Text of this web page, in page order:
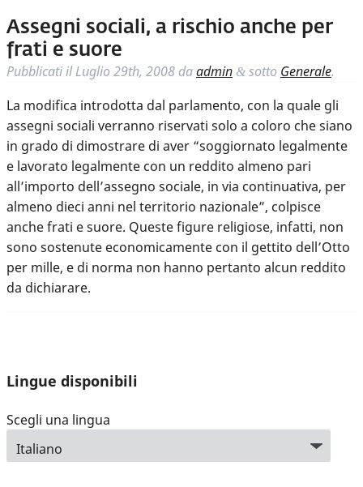
Assegni sociali, a rischio anche per
frati e suore
Pubblicati ilLuglio 29th, 2008 daadmin & sotto Generale.
La modifica introdotta dal parlamento, con la quale gli
assegni sociali verranno riservati solo a coloro che siano
in grado di dimostrare di aver “soggiornato legalmente
e lavorato legalmente con un reddito almeno pari
all’importo dell’assegno sociale, in via continuativa, per
almeno dieci anni nel territorio nazionale”, colpisce
anche frati e suore. Queste figure religiose, infatti, non
sono sostenute economicamente con il gettito dell’Otto
per mille, e di norma non hanno pertanto alcun reddito
da dichiarare.
Lingue disponibili
Scegli una lingua